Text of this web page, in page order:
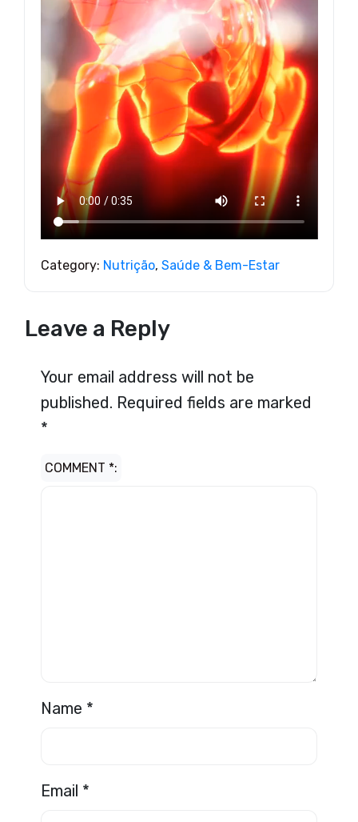
Category: Nutrição, Saúde & Bem-Estar
Leave a Reply
Your email address will not be
published. Required fields are marked
*
COMMENT *
Name *
Email *